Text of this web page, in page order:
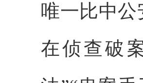
唯一比中
在侦查破